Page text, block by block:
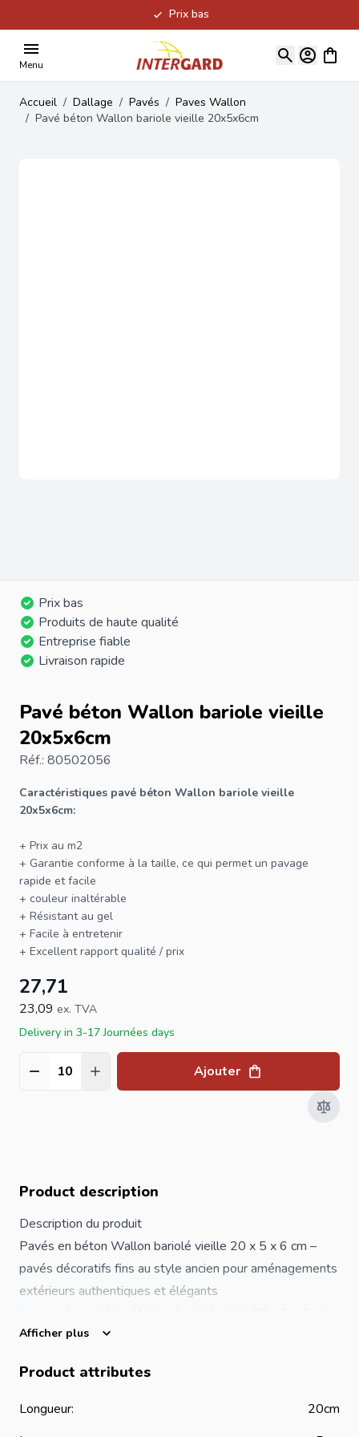
Prix bas
Menu
Voir
Accueil / Dallage / Pavés / Paves Wallon
/ Pavé béton Wallon bariole vieille 20x5x6cm
Prix bas
Produits de haute qualité
Entreprise fiable
Livraison rapide
Pavé béton Wallon bariole vieille
20x5x6cm
Réf.: 80502056
Caractéristiques pavé béton Wallon bariole vieille
20x5x6cm:
+ Prix au m2
+ Garantie conforme à la taille, ce qui permet un pavage
rapide et facile
+ couleur inaltérable
+ Résistant au gel
+ Facile à entretenir
+ Excellent rapport qualité / prix
27,71
23,09 ex. TVA
Delivery in 3-17 Journées days
Quantité Ajouter
Product description
Description du produit
Pavés en béton Wallon bariolé vieille 20 x 5 x 6 cm –
pavés décoratifs fins au style ancien pour aménagements
extérieurs authentiques et élégants
sont des pavés étroits au charme traditionnel. Leur
patiné, idéal pour des aménagements extérieurs au style
rustique ou classique.
Afficher plus
Product attributes
Longueur:
20cm